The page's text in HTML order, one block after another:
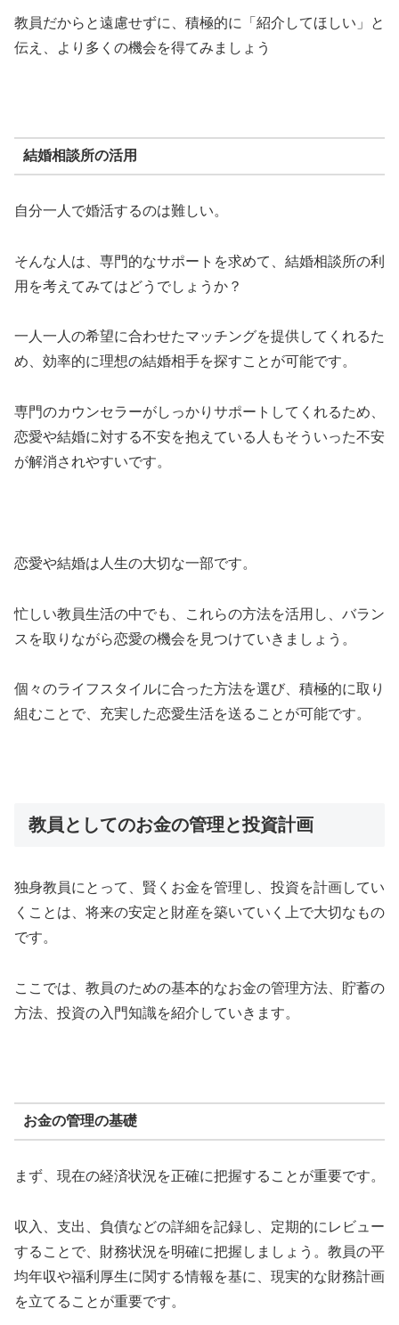
教員だからと遠慮せずに、積極的に「紹介してほしい」と
伝え、より多くの機会を得てみましょう
結婚相談所の活用
自分一人で婚活するのは難しい。
そんな人は、専門的なサポートを求めて、結婚相談所の利
用を考えてみてはどうでしょうか？
一人一人の希望に合わせたマッチングを提供してくれるた
め、効率的に理想の結婚相手を探すことが可能です。
専門のカウンセラーがしっかりサポートしてくれるため、
恋愛や結婚に対する不安を抱えている人もそういった不安
が解消されやすいです。
恋愛や結婚は人生の大切な一部です。
忙しい教員生活の中でも、これらの方法を活用し、バラン
スを取りながら恋愛の機会を見つけていきましょう。
個々のライフスタイルに合った方法を選び、積極的に取り
組むことで、充実した恋愛生活を送ることが可能です。
教員としてのお金の管理と投資計画
独身教員にとって、賢くお金を管理し、投資を計画してい
くことは、将来の安定と財産を築いていく上で大切なもの
です。
ここでは、教員のための基本的なお金の管理方法、貯蓄の
方法、投資の入門知識を紹介していきます。
お金の管理の基礎
まず、現在の経済状況を正確に把握することが重要です。
収入、支出、負債などの詳細を記録し、定期的にレビュー
することで、財務状況を明確に把握しましょう。教員の平
均年収や福利厚生に関する情報を基に、現実的な財務計画
を立てることが重要です。